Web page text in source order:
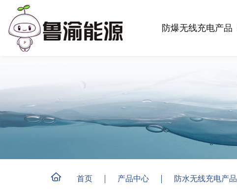
防爆无线充电产品
首页 产品中心 防水无线充电产品